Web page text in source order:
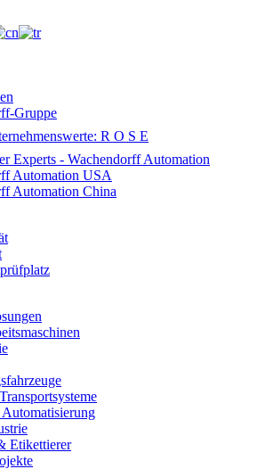
Gruppe
R O S E
Experts - Wachendorff Automation
Automation USA
Automation China
Etikettierer